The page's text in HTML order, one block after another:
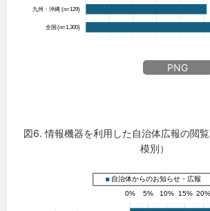
PNG
図6. 情報機器を利用した自治体広報の閲
模別）